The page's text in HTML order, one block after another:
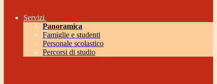
Servizi
Panoramica
Famiglie e studenti
Personale scolastico
Percorsi di studio